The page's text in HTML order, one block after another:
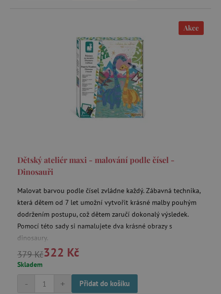
Akce
Dětský ateliér maxi - malování podle čísel -
Dinosauři
Malovat barvou podle čísel zvládne každý. Zábavná technika,
která dětem od 7 let umožní vytvořit krásné malby pouhým
dodržením postupu, což dětem zaručí dokonalý výsledek.
Pomocí této sady si namalujete dva krásné obrazy s
dinosaury.
379 Kč322 Kč
Skladem
+
- Přidat do košíku